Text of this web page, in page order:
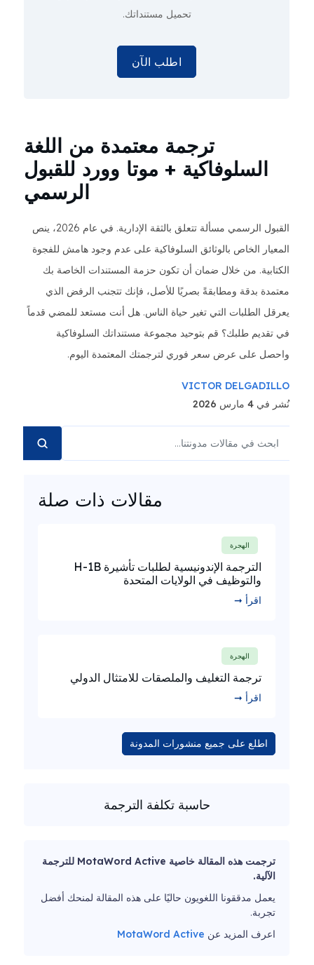
تحميل مستنداتك.
اطلب الآن
ترجمة معتمدة من اللغة
السلوفاكية + موتا وورد للقبول
الرسمي
القبول الرسمي مسألة تتعلق بالثقة الإدارية. في عام 2026، ينص
المعيار الخاص بالوثائق السلوفاكية على عدم وجود هامش للفجوة
الكتابية. من خلال ضمان أن تكون حزمة المستندات الخاصة بك
معتمدة بدقة ومطابقةً بصريًا للأصل، فإنك تتجنب الرفض الذي
يعرقل الطلبات التي تغير حياة الناس. هل أنت مستعد للمضي قدماً
في تقديم طلبك؟ قم بتوحيد مجموعة مستنداتك السلوفاكية
واحصل على عرض سعر فوري لترجمتك المعتمدة اليوم.
VICTOR DELGADILLO
نُشر في 4 مارس 2026
مقالات ذات صلة
الهجرة
الترجمة الإندونيسية لطلبات تأشيرة H-1B
والتوظيف في الولايات المتحدة
اقرأ ➞
الهجرة
ترجمة التغليف والملصقات للامتثال الدولي
اقرأ ➞
اطلع على جميع منشورات المدونة
حاسبة تكلفة الترجمة
ترجمت هذه المقالة خاصية MotaWord Active للترجمة
الآلية.
يعمل مدققونا اللغويون حاليًا على هذه المقالة لمنحك أفضل
تجربة.
اعرف المزيد عن MotaWord Active